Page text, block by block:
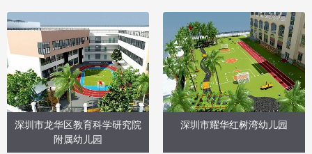
深圳市龙华区教育科学研究院
附属幼儿园
深圳市耀华红树湾幼儿园